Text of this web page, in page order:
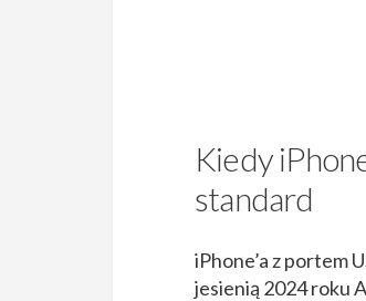
Kiedy
standard
iPhone’a z portem
jesienią 2024 roku